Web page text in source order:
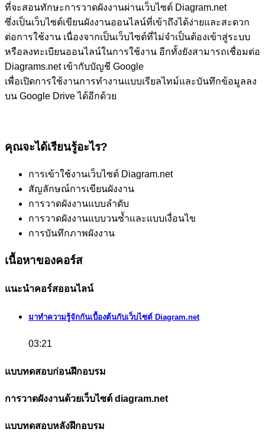
ที่จะสอนทักษะการวาดผังงานผ่านเว็บไซต์ Diagram.net
ซึ่งเป็นเว็บไซต์เขียนผังงานออนไลน์ที่เข้าถึงได้ง่ายและสะดวก
ต่อการใช้งาน เนื่องจากเป็นเว็บไซต์ที่ไม่จําเป็นต้องเข้าสู่ระบบ
หรือลงทะเบียนออนไลน์ในการใช้งาน อีกทั้งยังสามารถเชื่อมต่อ
Diagrams.net เข้ากับบัญชี Google
เพื่อเปิดการใช้งานการทํางานแบบเรียลไทม์และบันทึกข้อมูลลง
บน Google Drive ได้อีกด้วย
คุณจะได้เรียนรู้อะไร?
การเข้าใช้งานเว็บไซต์ Diagram.net
สัญลักษณ์การเขียนผังงาน
การวาดผังงานแบบลำดับ
การวาดผังงานแบบวนซ้ำและแบบเงื่อนไข
การบันทึกภาพผังงาน
เนื้อหาของคอร์ส
แนะนำคอร์สออนไลน์
มาทำความรู้จักกันเบื้องต้นกับเว็บไซต์ Diagram.net
03:21
แบบทดสอบก่อนฝึกอบรม
การวาดผังงานด้วยเว็บไซต์ diagram.net
แบบทดสอบหลังฝึกอบรม